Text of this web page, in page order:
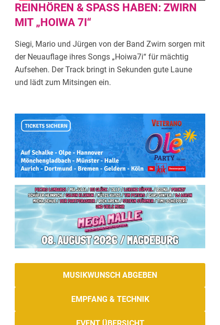
REINHÖREN & SPASS HABEN: ZWIRN M
IT „HOIWA 7I“
Siegi, Mario und Jürgen von der Band Zwirn sorgen mit
der Neuauflage ihres Songs „Hoiwa7i“ für mächtig
Aufsehen. Der Track bringt in Sekunden gute Laune
und lädt zum Mitsingen ein.
MUSIKWUNSCH ABGEBEN
EMPFANG & TECHNIK